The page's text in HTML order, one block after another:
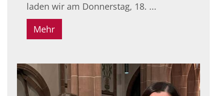
laden wir am Donnerstag, 18. ...
Mehr